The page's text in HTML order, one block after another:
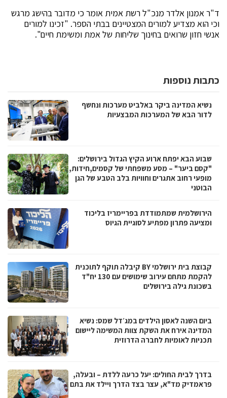
ד"ר אמנון אלדר מנכ"ל רשת אמית אומר כי מדובר בהישג מרגש
וכי הוא מצדיע למורים המצטיינים בבתי הספר. "זכינו למורים
אנשי חזון שרואים בחינוך שליחות של אמת ומשימת חיים".
כתבות נוספות
נשיא המדינה ביקר באלביט מערכות ונחשף
לדור הבא של המערכות המבצעיות
שבוע הבא יפתח ארוע הקיץ הגדול בירושלים:
"קסם ביער" – מסע משפחתי של קסמים,חידות,
מופעי רחוב אתגרים וחוויות בלב הטבע של הגן
הבוטני
הירושלמית שמתמודדת בפריימריז בליכוד
ומציעה פתרון מפתיע לסוגיית הגיוס
קבוצת בית ירושלמי BY קיבלה תוקף לתוכנית
להקמת מתחם עירוב שימושים עם 130 יח"ד
בשכונת גילה בירושלים
ביום השנה לאסון הילדים במג׳דל שמס: נשיא
המדינה אירח את השקת צוות המשימה ליישום
תכניות לאומיות לחברה הדרוזית
בדרך לבית החולים: יעל כרעה ללדת – ובעלה,
פראמדיק מד"א, עצר בצד הדרך ויילד את בתם